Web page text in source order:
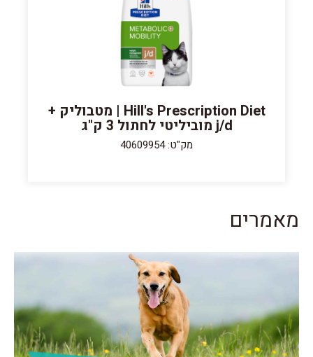
Hill's Prescription Diet | מטבוליק +
j/d מוביליטי לחתול 3 ק"ג
מק"ט: 40609954
מאמרים